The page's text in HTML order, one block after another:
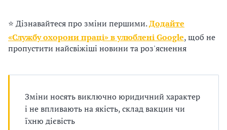
⭐ Дізнавайтеся про зміни першими.Додайте
«Службу охорони праці» в улюблені Google, щоб не
пропустити найсвіжіші новини та роз'яснення
Зміни носять виключно юридичний характер
і не впливають на якість, склад вакцин чи
їхню дієвість
п
р
о